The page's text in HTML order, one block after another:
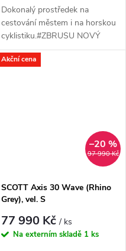
Dokonalý prostředek na
cestování městem i na horskou
cyklistiku.#ZBRUSU NOVÝ
SCOTT AXIS eRIDE vybaven
nejnovějším motorem Bosch
Akční cena
97 990 Kč
–20 %
SCOTT Axis 30 Wave (Rhino
Grey), vel. S
77 990 Kč/ ks
Na externím skladě 1 ks